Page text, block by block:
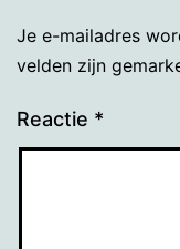
Je e-mailadres
velden zijn
Reactie *